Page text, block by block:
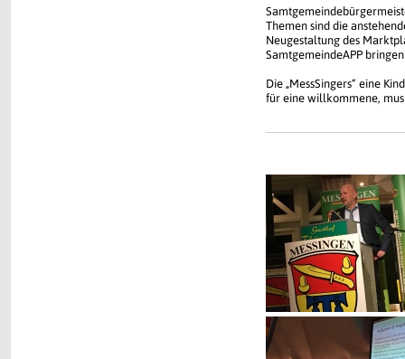
Themen sind die
Neugestaltung des
SamtgemeindeAPP
Die „MessSingers“ eine
für eine willkommene,